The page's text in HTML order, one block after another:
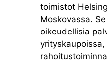
toimistot
Moskovassa.
oikeudellisia